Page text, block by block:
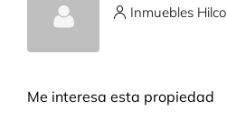
Inmuebles
Me interesa esta propiedad